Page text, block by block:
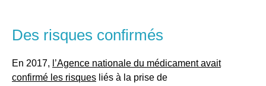
Des risques confirmés
En 2017, l’Agence nationale du médicament avait
confirmé les risques liés à la prise de